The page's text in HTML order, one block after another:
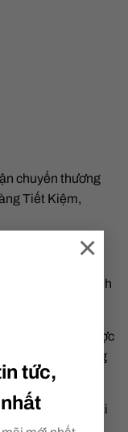
tức,
×
chuyển thương
Tiết Kiệm,
(5–7 ngày).
website đều là ảnh
đỡ…) có thể được
không nằm trong
chỉ, số điện thoại
chóng.